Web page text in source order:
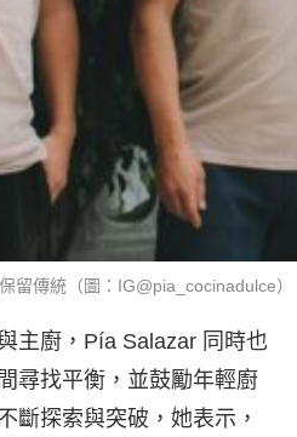
留傳統（圖：IG@pia_cocinadulce）
主廚，Pía Salazar 同時也
尋找平衡，並鼓勵年輕廚
斷探索與突破，她表示，